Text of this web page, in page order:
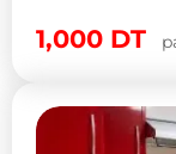
1,000 DT